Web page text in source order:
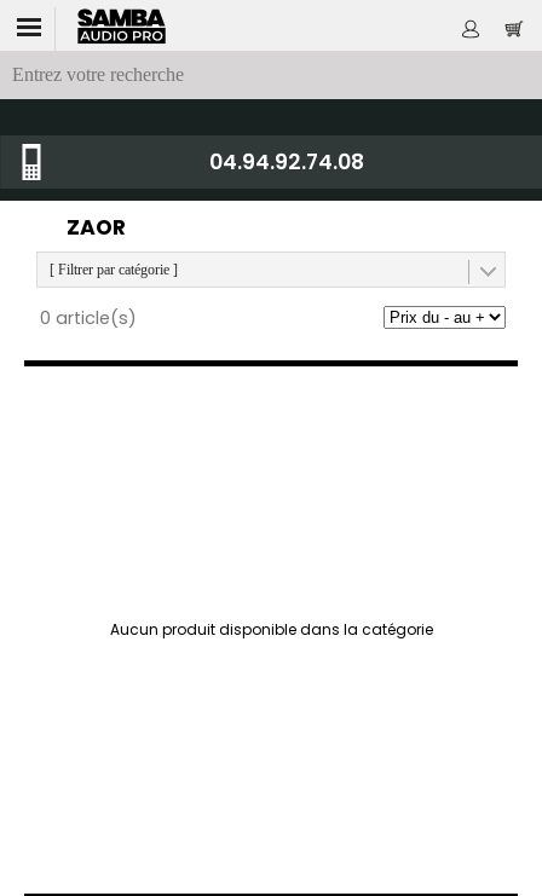
04.94.92.74.08
ZAOR
[ Filtrer par catégorie ]
0 article(s)
Aucun produit disponible dans la catégorie